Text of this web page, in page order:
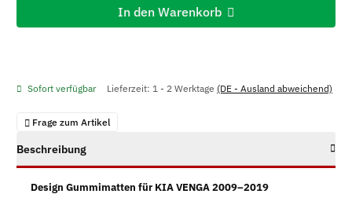
In den Warenkorb
Sofort verfügbar Lieferzeit: 1 - 2 Werktage (DE - Ausland abweichend)
Frage zum Artikel
Beschreibung
Design Gummimatten für KIA VENGA 2009–2019